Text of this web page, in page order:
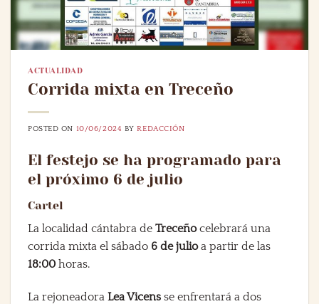
ACTUALIDAD
Corrida mixta en Treceño
POSTED ON 10/06/2024 BYREDACCIÓN
El festejo se ha programado para
el próximo 6 de julio
Cartel
La localidad cántabra de Treceñocelebrará una
corrida mixta el sábado 6 de julioa partir de las
18:00 horas.
La rejoneadora Lea Vicens se enfrentará a dos